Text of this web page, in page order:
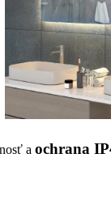
a ochrana